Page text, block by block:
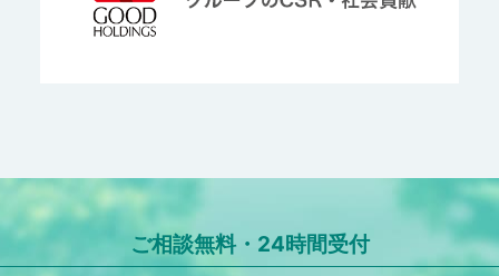
ご相談無料・24時間受付